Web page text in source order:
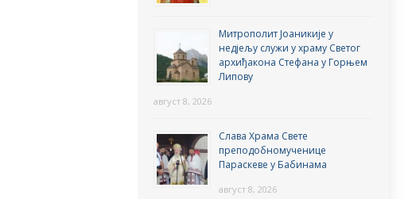
Митрополит Јоаникије у
недјељу служи у храму Светог
архиђакона Стефана у Горњем
Липову
август 8, 2026
Слава Храма Свете
преподобномученице
Параскеве у Бабинама
август 8, 2026